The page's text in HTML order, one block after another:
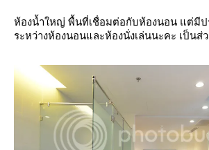
ห้องน้ำใหญ่ พื้นที่เชื่อมต่อกับห้องนอน แต่มีป
ระหว่างห้องนอนและห้องนั่งเล่นนะคะ เป็น